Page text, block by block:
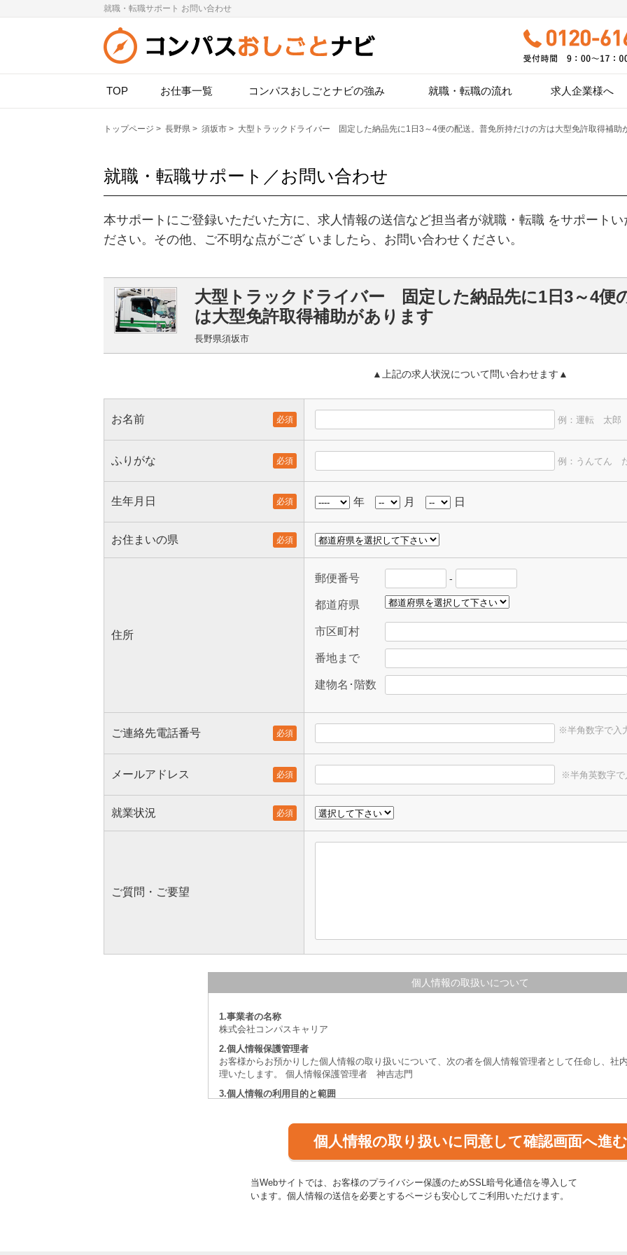
就職・転職サポート お問い合わせ
TOP お仕事一覧 コンパスおしごとナビの強み 就職・転職の流れ 求人企業様へ
トップページ > 長野県 > 須坂市 > 大型トラックドライバー 固定した納品先に1日3～4便の配送。普免所持だけの方は大型免許取得補助
就職・転職サポート／お問い合わせ
本サポートにご登録いただいた方に、求人情報の送信など担当者が就職・転職 をサポート
ださい。その他、ご不明な点がござ いましたら、お問い合わせください。
大型トラックドライバー 固定した納品先に1日3～4便
は大型免許取得補助があります
長野県須坂市
▲上記の求人状況について問い合わせます▲
お名前 必須 例：運転 太郎
ふりがな 必須 例：うんてん
生年月日 必須 年 月 日
お住まいの県 必須
住所
郵便番号 -
都道府県
市区町村
番地まで
建物名･階数
ご連絡先電話番号 必須 ※半角数字で入
メールアドレス 必須 ※半角英数字で
就業状況 必須
ご質問・ご要望
個人情報の取扱いについて
1.事業者の名称
株式会社コンパスキャリア
2.個人情報保護管理者
お客様からお預かりした個人情報の取り扱いについて、次の者を個人情報管理者として任命し、社
理いたします。 個人情報保護管理者 神吉志門
3.個人情報の利用目的と範囲
（1）職業紹介に向けての当社職員との面接・相談のため
（2）求職者の希望に適合する求人の探索・選定のため
（4）事前の同意を前提に、求人企業に応募情報として提供するため
（5）求人情報等のメールマガジンを配するため
当Webサイトでは、お客様のプライバシー保護のためSSL暗号化通信を導入して
います。個人情報の送信を必要とするページも安心してご利用いただけます。